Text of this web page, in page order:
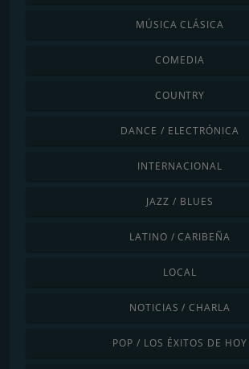
MÚSICA CLÁSICA
COMEDIA
COUNTRY
DANCE / ELECTRÓNICA
INTERNACIONAL
JAZZ / BLUES
LATINO / CARIBEÑA
LOCAL
NOTICIAS / CHARLA
POP / LOS ÉXITOS DE HOY